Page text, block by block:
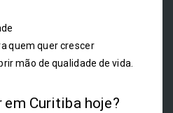
quem quer crescer
mão de qualidade de vida.
em Curitiba hoje?